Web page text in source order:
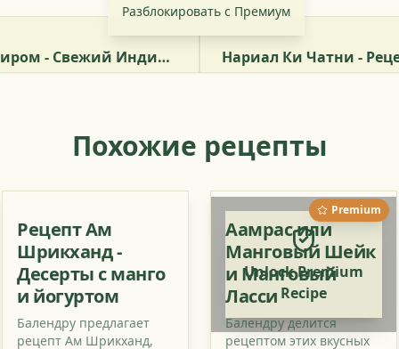
Разблокировать с Премиум
Рецепт Грибы С Паниром - Свежий Индийский Сыр С Грибами
Похожие рецепты
Рецепт Ам
Шрикханд -
Десерты с манго
и йогуртом
Балендру предлагает
рецепт Ам Шрикханд,
Premium
Unlock Premium
Recipe
Аамрас или
Манговый Шейк
и Манговый
Ласси
Балендру делится
рецептом этих вкусных